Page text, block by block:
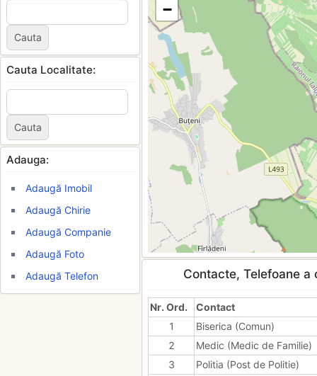
Cauta Localitate:
Adauga:
Adaugă Imobil
Adaugă Chirie
Adaugă Companie
Adaugă Foto
Adaugă Telefon
−
Contacte, Telefoane
Nr. Ord.
Contact
1
Biserica (Comun)
2
Medic (Medic de Familie)
3
Politia (Post de Politie)